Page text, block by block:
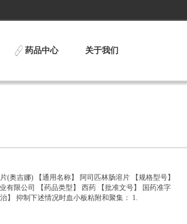
药品中心 关于我们
(奥吉娜) 【通用名称】 阿司匹林肠溶片 【规格型号】
有限公司 【药品类型】 西药 【批准文号】 国药准字
】 抑制下述情况时血小板粘附和聚集： 1.